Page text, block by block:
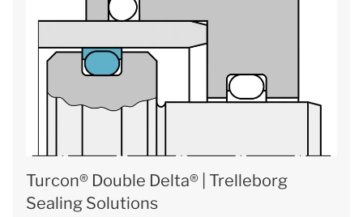
Turcon® Double Delta® | Trelleborg
Sealing Solutions